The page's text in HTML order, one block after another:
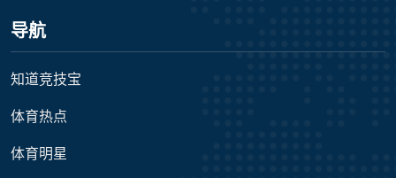
导航
知道竞技宝
体育热点
体育明星